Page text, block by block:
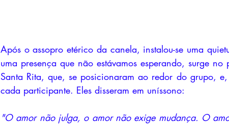
Após o assopro etérico da canela, instalou-se uma
uma presença que não estávamos esperando, surge
Santa Rita, que, se posicionaram ao redor do grupo,
cada participante. Eles disseram em uníssono:
"O amor não julga, o amor não exige mudança. O